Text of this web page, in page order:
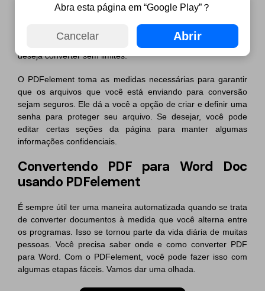
O PDFelement se esforçou muito para tornar todo o
Processamento em Lote, você deve escolher a opção PDF
em Lote na página inicial e selecionar os vários arquivos que
deseja converter sem limites.
O PDFelement toma as medidas necessárias para garantir
que os arquivos que você está enviando para conversão
sejam seguros. Ele dá a você a opção de criar e definir uma
senha para proteger seu arquivo. Se desejar, você pode
editar certas seções da página para manter algumas
informações confidenciais.
Convertendo PDF para Word Doc
usando PDFelement
É sempre útil ter uma maneira automatizada quando se trata
de converter documentos à medida que você alterna entre
os programas. Isso se tornou parte da vida diária de muitas
pessoas. Você precisa saber onde e como converter PDF
para Word. Com o PDFelement, você pode fazer isso com
algumas etapas fáceis. Vamos dar uma olhada.
Abra esta página em “Google Play”？
Cancelar Abrir